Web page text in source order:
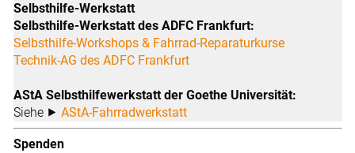
Selbsthilfe-Werkstatt
Selbsthilfe-Werkstatt des ADFC Frankfurt:
Selbsthilfe-Workshops & Fahrrad-Reparaturkurse
Technik-AG des ADFC Frankfurt
AStA Selbsthilfewerkstatt der Goethe Universität:
Siehe ⯈AStA-Fahrradwerkstatt
Spenden